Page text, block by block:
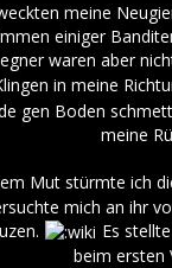
meine
einiger
waren aber
in meine
gen Boden
meine
Mut stürmte ich
mich an ihr
Es
beim ersten